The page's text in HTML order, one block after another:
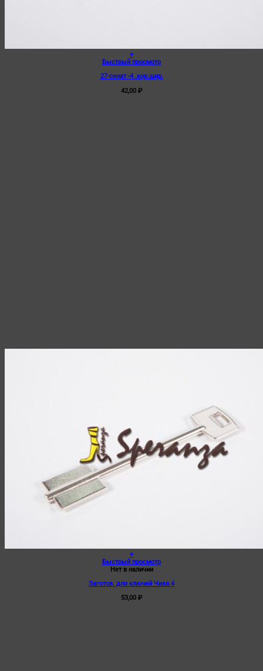
+
Быстрый просмотр
27-сенат -4 .кор.шир.
42,00 ₽
+
Быстрый просмотр
Нет в наличии
Заготов. для ключей Чиза 4
53,00 ₽